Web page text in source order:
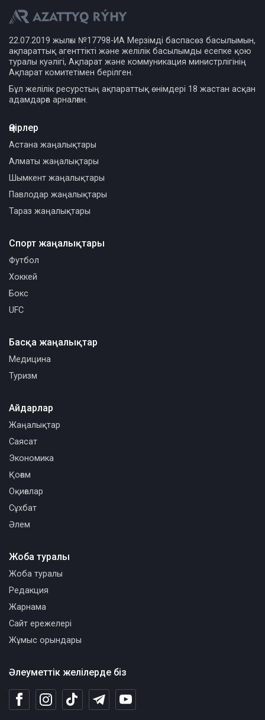
22.07.2019 жылғы №17798-ИА Мерзімді баспасөз басылымын,
ақпараттық агенттікті және желілік басылымды есепке қою
туралы куәлігі, Ақпарат және коммуникация министрлігінің
Ақпарат комитетімен берілген.
Бұл желілік ресурстың ақпараттық өнімдері 18 жастан асқан
адамдарға арналған.
Өңірлер
Астана жаңалықтары
Алматы жаңалықтары
Шымкент жаңалықтары
Павлодар жаңалықтары
Тараз жаңалықтары
Спорт жаңалықтары
Футбол
Хоккей
Бокс
UFC
Басқа жаңалықтар
Медицина
Туризм
Әлеуметтік желілерде біз
Айдарлар
Жаңалықтар
Саясат
Экономика
Қоғам
Оқиғалар
Сұхбат
Әлем
Жоба туралы
Жоба туралы
Редакция
Жарнама
Сайт ережелері
Жұмыс орындары